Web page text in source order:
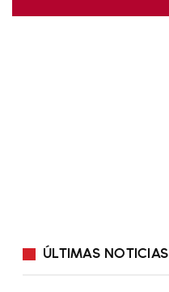
ÚLTIMAS NOTICIAS